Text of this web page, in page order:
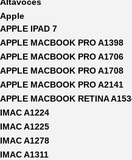
Apple
APPLE IPAD 7
APPLE MACBOOK PRO A1398
APPLE MACBOOK PRO A1706
APPLE MACBOOK PRO A1708
APPLE MACBOOK PRO A2141
APPLE MACBOOK RETINA
IMAC A1224
IMAC A1225
IMAC A1278
IMAC A1311